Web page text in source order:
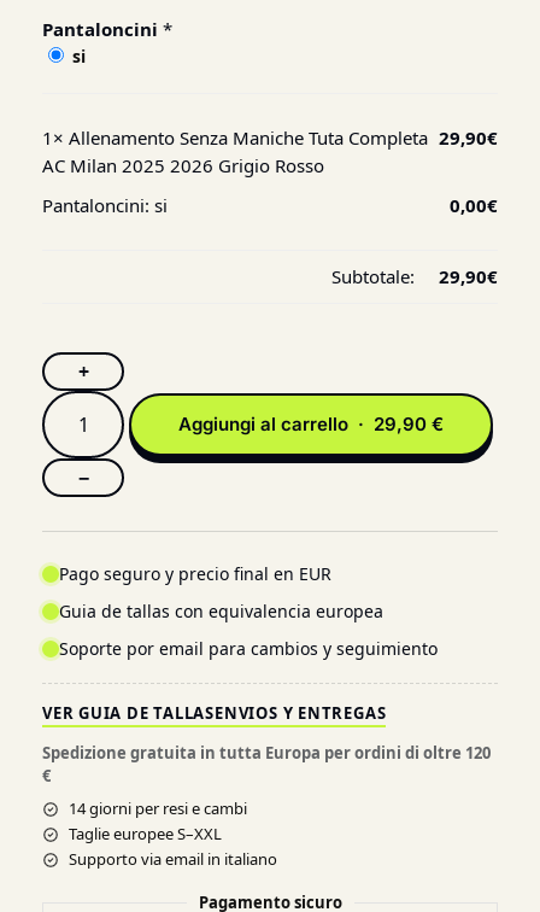
Pantaloncini *
si
1× Allenamento Senza Maniche Tuta Completa
AC Milan 2025 2026 Grigio Rosso
29,90€
Pantaloncini: si 0,00€
Subtotale: 29,90€
+
−
Aggiungi al carrello · 29,90 €
Pago seguro y precio final en EUR
Guia de tallas con equivalencia europea
Soporte por email para cambios y seguimiento
VER GUIA DE TALLASENVIOS Y ENTREGAS
Spedizione gratuita in tutta Europa per ordini di oltre 120
€
14 giorni per resi e cambi
Taglie europee S–XXL
Supporto via email in italiano
Pagamento sicuro